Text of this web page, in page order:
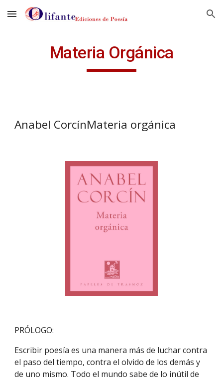
Skip to main content Skip to navigation
Materia Orgánica
Anabel CorcínMateria orgánica
PRÓLOGO:
Escribir poesía es una manera más de luchar contra
el paso del tiempo, contra el olvido de los demás y
de uno mismo. Todo el mundo sabe de lo inútil de